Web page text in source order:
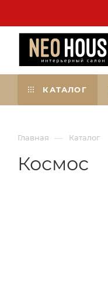
КАТАЛОГ
Главная — Каталог
Космос